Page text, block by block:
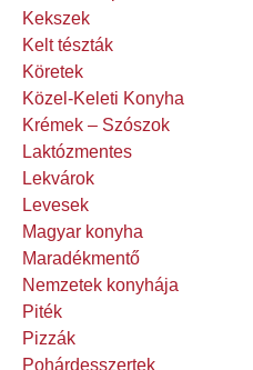
Kekszek
Kelt tészták
Köretek
Közel-Keleti Konyha
Krémek – Szószok
Laktózmentes
Lekvárok
Levesek
Magyar konyha
Maradékmentő
Nemzetek konyhája
Piték
Pizzák
Pohárdesszertek